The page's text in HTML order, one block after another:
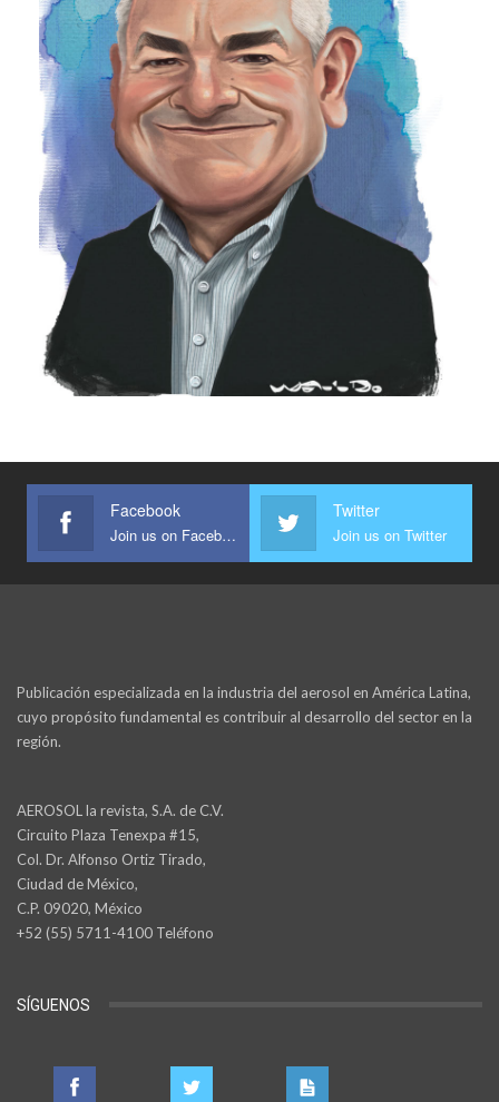
Facebook
Join us on Facebook
Twitter
Join us on Twitter
Publicación especializada en la industria del aerosol en América Latina,
cuyo propósito fundamental es contribuir al desarrollo del sector en la
región.
AEROSOL la revista, S.A. de C.V.
Circuito Plaza Tenexpa #15,
Col. Dr. Alfonso Ortiz Tirado,
Ciudad de México,
C.P. 09020, México
+52 (55) 5711-4100 Teléfono
SÍGUENOS